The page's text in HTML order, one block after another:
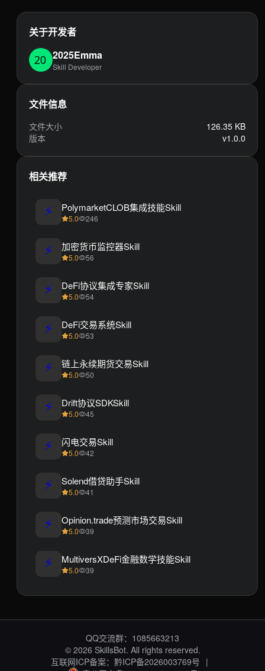
关于开发者
2025Emma
Skill Developer
文件信息
文件大小
126.35 KB
版本
v1.0.0
相关推荐
⚡ PolymarketCLOB集成技能Skill
5.0 246
⚡ 加密货币监控器Skill
5.0 56
⚡ DeFi协议集成专家Skill
5.0 54
⚡ DeFi交易系统Skill
5.0 53
⚡ 链上永续期货交易Skill
5.0 50
⚡ Drift协议SDKSkill
5.0 45
⚡ 闪电交易Skill
5.0 42
⚡ Solend借贷助手Skill
5.0 41
⚡ Opinion.trade预测市场交易Skill
5.0 39
⚡ MultiversXDeFi金融数学技能Skill
5.0 39
QQ交流群：1085663213
© 2026 SkillsBot. All rights reserved.
互联网ICP备案：黔ICP备2026003769号 |